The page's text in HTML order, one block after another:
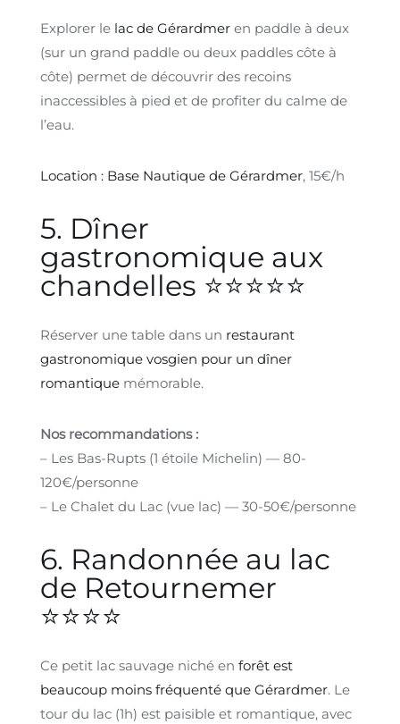
Explorer le lac de Gérardmer en paddle à deux
(sur un grand paddle ou deux paddles côte à
côte) permet de découvrir des recoins
inaccessibles à pied et de profiter du calme de
l’eau.
Location : Base Nautique de Gérardmer, 15€/h
5. Dîner
gastronomique aux
chandelles ⭐⭐⭐⭐⭐
Réserver une table dans un restaurant
gastronomique vosgien pour un dîner
romantique mémorable.
Nos recommandations :
– Les Bas-Rupts (1 étoile Michelin) — 80-
120€/personne
– Le Chalet du Lac (vue lac) — 30-50€/personne
6. Randonnée au lac
de Retournemer
⭐⭐⭐⭐
Ce petit lac sauvage niché en forêt est
beaucoup moins fréquenté que Gérardmer. Le
tour du lac (1h) est paisible et romantique, avec